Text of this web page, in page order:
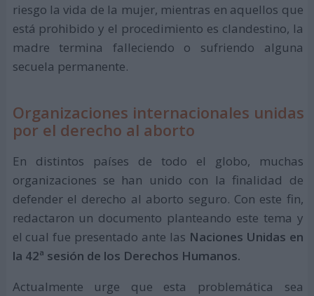
riesgo la vida de la mujer, mientras en aquellos que
está prohibido y el procedimiento es clandestino, la
madre termina falleciendo o sufriendo alguna
secuela permanente.
Organizaciones internacionales unidas
por el derecho al aborto
En distintos países de todo el globo, muchas
organizaciones se han unido con la finalidad de
defender el derecho al aborto seguro. Con este fin,
redactaron un documento planteando este tema y
el cual fue presentado ante las Naciones Unidas en
la 42ª sesión de los Derechos Humanos.
Actualmente urge que esta problemática sea